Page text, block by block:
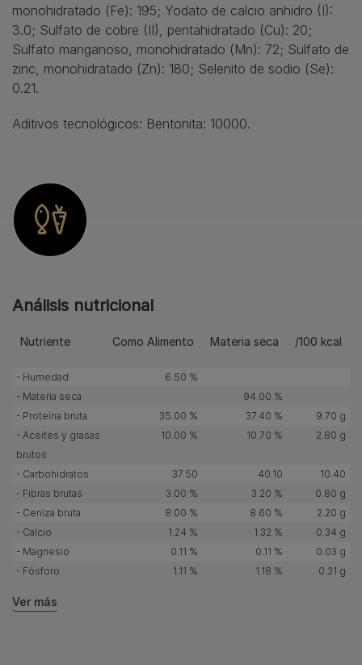
monohidratado (Fe): 195; Yodato de calcio anhidro (I):
3.0; Sulfato de cobre (II), pentahidratado (Cu): 20;
Sulfato manganoso, monohidratado (Mn): 72; Sulfato de
zinc, monohidratado (Zn): 180; Selenito de sodio (Se):
0.21.
Aditivos tecnológicos: Bentonita: 10000.
Análisis nutricional
Nutriente Como Alimento Materia seca /100 kcal
- Humedad
6.50 %
- Materia seca
94.00 %
- Proteína bruta
35.00 % 37.40 %
9.70 g
- Aceites y grasas
brutos
10.00 % 10.70 % 2.80 g
- Carbohidratos 37.50 40.10
10.40
- Fibras brutas
3.00 % 3.20 %
0.80 g
- Ceniza bruta
8.00 % 8.60 %
2.20 g
- Calcio
1.24 % 1.32 %
0.34 g
- Magnesio
0.11 % 0.11 %
0.03 g
- Fósforo
1.11 % 1.18 % 0.31 g
Ver más